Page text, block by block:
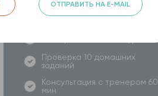
Проверка 10 домашних
заданий
Консультация с тренером 60
мин
ОТПРАВИТЬ НА E-MAIL